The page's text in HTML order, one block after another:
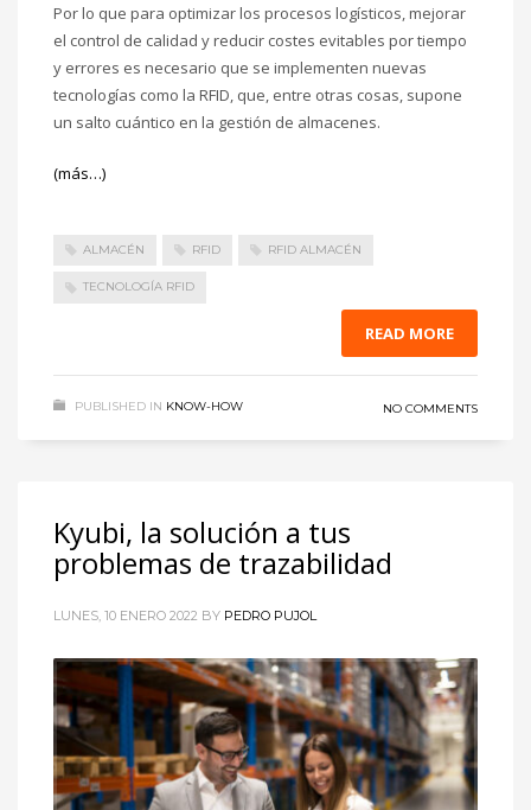
Por lo que para optimizar los procesos logísticos, mejorar
el control de calidad y reducir costes evitables por tiempo
y errores es necesario que se implementen nuevas
tecnologías como la RFID, que, entre otras cosas, supone
un salto cuántico en la gestión de almacenes.
(más…)
ALMACÉN RFID RFID ALMACÉN
TECNOLOGÍA RFID
READ MORE
PUBLISHED IN KNOW-HOW NO COMMENTS
Kyubi, la solución a tus
problemas de trazabilidad
LUNES, 10 ENERO 2022 BY PEDRO PUJOL